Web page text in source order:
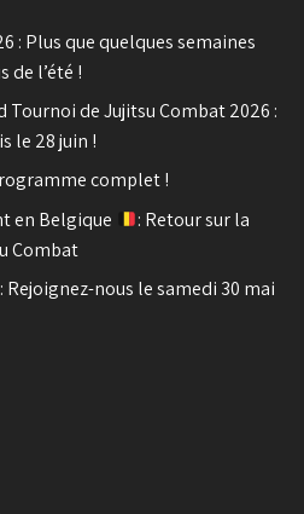
: Plus que quelques semaines
de l’été !
Tournoi de Jujitsu Combat 2026 :
le 28 juin !
complet !
en Belgique
: Retour sur la
Combat
Rejoignez-nous le samedi 30 mai